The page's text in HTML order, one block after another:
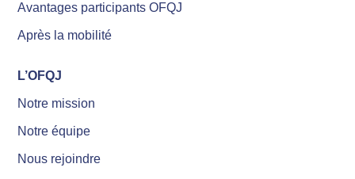
Avantages participants OFQJ
Après la mobilité
L’OFQJ
Notre mission
Notre équipe
Nous rejoindre